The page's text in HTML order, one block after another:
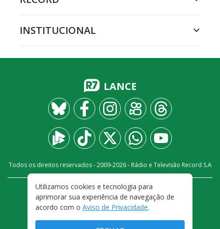
INSTITUCIONAL
LANCE
Todos os direitos reservados - 2009-2026- Rádio e Televisão Record S.A
FALE CONOSCO
PRIVACIDADE
TERMOS E CONDIÇÕES DE USO
Utilizamos cookies e tecnologia para
aprimorar sua experiência de navegação de
acordo com o Aviso de Privacidade.